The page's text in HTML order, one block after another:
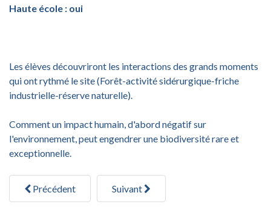
Haute école : oui
Les élèves découvriront les interactions des grands moments
qui ont rythmé le site (Forêt-activité sidérurgique-friche
industrielle-réserve naturelle).
Comment un impact humain, d'abord négatif sur
l'environnement, peut engendrer une biodiversité rare et
exceptionnelle.
Précédent Suivant